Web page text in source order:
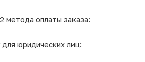
метода оплаты заказа:
юридических лиц: